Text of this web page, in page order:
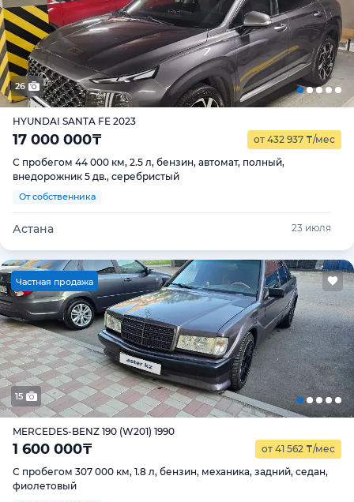
26
HYUNDAI SANTA FE 2023
17 000 000₸ от 432 937 ₸/мес
С пробегом 44 000 км, 2.5 л, бензин, автомат, полный,
внедорожник 5 дв., серебристый
От собственника
Астана 23 июля
Частная продажа
15
MERCEDES-BENZ 190 (W201) 1990
1 600 000₸ от 41 562 ₸/мес
С пробегом 307 000 км, 1.8 л, бензин, механика, задний, седан,
фиолетовый